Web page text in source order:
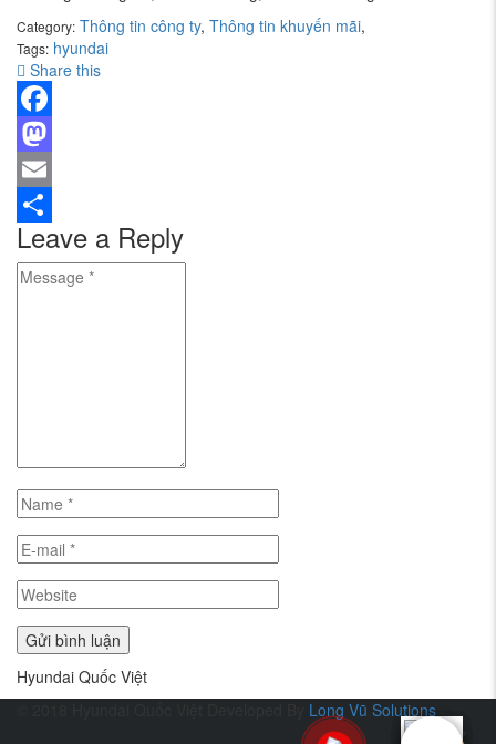
Category: Thông tin công ty, Thông tin khuyến mãi,
Tags: hyundai
Share this
Facebook
Mastodon
Email
Share
Leave a Reply
Hyundai Quốc Việt
Long Vũ Solutions